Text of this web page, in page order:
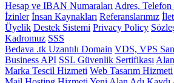
Hesap ve IBAN Numaraları Adres,
İzinler İnsan Kaynakları Referanslarımız
Üyelik Destek Sistemi Privacy Policy
Kadromuz SSS
Bedava .tk Uzantılı Domain VDS, VPS
Business API SSL Güvenlik Sertifikası
Marka Tescil Hizmeti Web Tasarım Hizmeti